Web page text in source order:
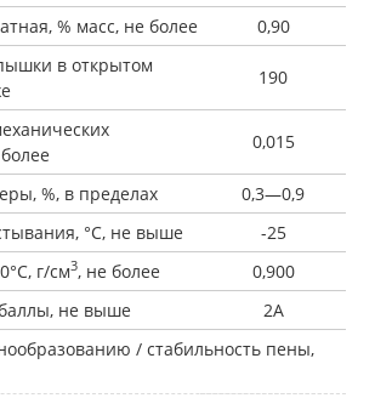
% масс, не более
0,90
в открытом
190
0,015
%, в пределах
0,3—0,9
°С, не выше
-25
г/см3, не более
0,900
не выше
2А
/ стабильность пены,